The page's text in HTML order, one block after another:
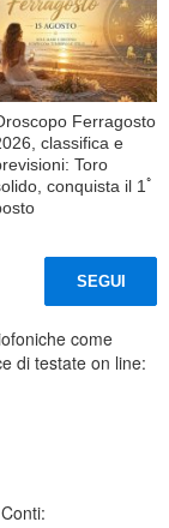
Ferragosto
classifica e
Toro
conquista il 1ﾟ
SEGUI
come
di testate on line: